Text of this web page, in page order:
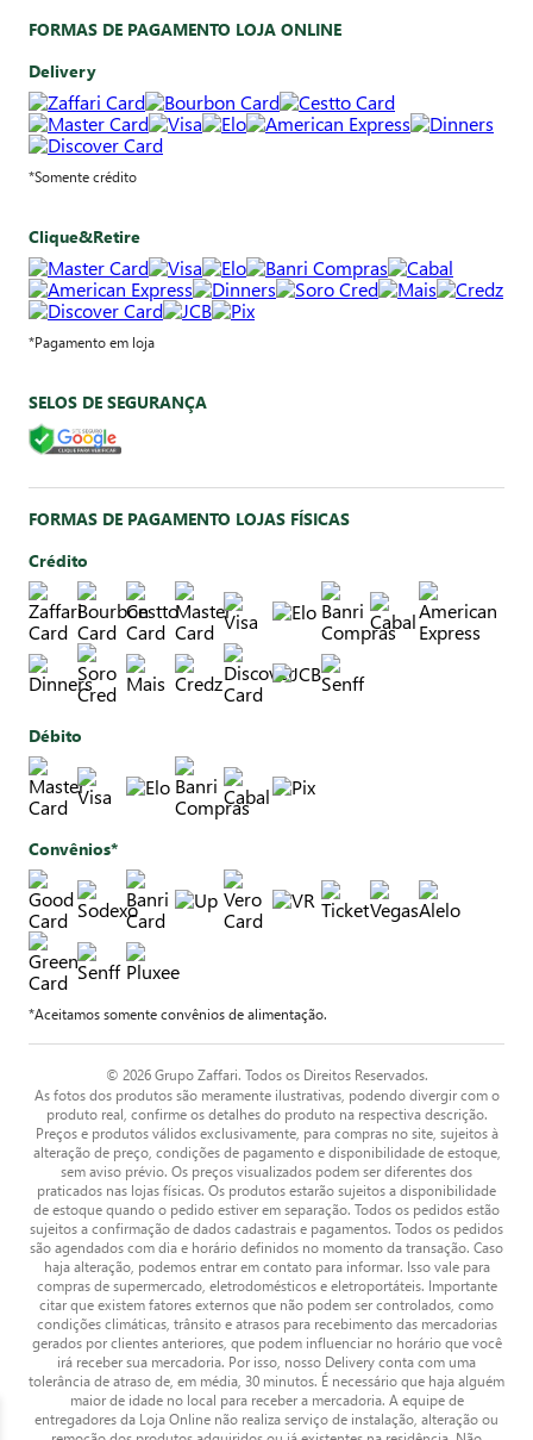
FORMAS DE PAGAMENTO LOJA ONLINE
Delivery
*Somente crédito
Clique&Retire
*Pagamento em loja
SELOS DE SEGURANÇA
FORMAS DE PAGAMENTO LOJAS FÍSICAS
Crédito
Débito
Convênios*
*Aceitamos somente convênios de alimentação.
© 2026 Grupo Zaffari. Todos os Direitos Reservados.
As fotos dos produtos são meramente ilustrativas, podendo divergir com o
produto real, confirme os detalhes do produto na respectiva descrição.
Preços e produtos válidos exclusivamente, para compras no site, sujeitos à
alteração de preço, condições de pagamento e disponibilidade de estoque,
sem aviso prévio. Os preços visualizados podem ser diferentes dos
praticados nas lojas físicas. Os produtos estarão sujeitos a disponibilidade
de estoque quando o pedido estiver em separação. Todos os pedidos estão
sujeitos a confirmação de dados cadastrais e pagamentos. Todos os pedidos
são agendados com dia e horário definidos no momento da transação. Caso
haja alteração, podemos entrar em contato para informar. Isso vale para
compras de supermercado, eletrodomésticos e eletroportáteis. Importante
citar que existem fatores externos que não podem ser controlados, como
condições climáticas, trânsito e atrasos para recebimento das mercadorias
gerados por clientes anteriores, que podem influenciar no horário que você
irá receber sua mercadoria. Por isso, nosso Delivery conta com uma
tolerância de atraso de, em média, 30 minutos. É necessário que haja alguém
maior de idade no local para receber a mercadoria. A equipe de
entregadores da Loja Online não realiza serviço de instalação, alteração ou